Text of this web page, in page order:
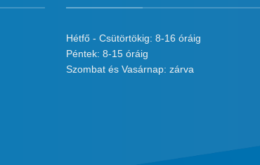
Hétfő - Csütörtökig: 8-16 óráig
Péntek: 8-15 óráig
Szombat és Vasárnap: zárva